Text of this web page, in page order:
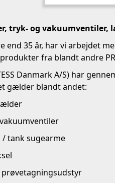
tryk- og vakuumventiler,
end 35 år, har vi arbejdet
fra blandt andre
Danmark A/S) har
gælder blandt andet:
r
/ tank sugearme
prøvetagningsudstyr